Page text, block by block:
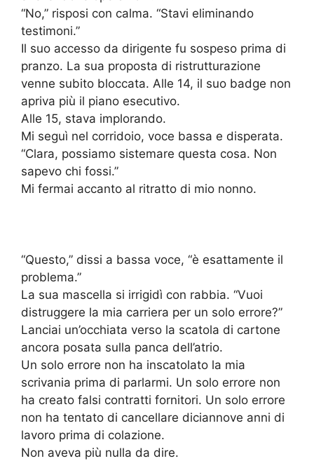
“No,” risposi con calma. “Stavi eliminando
testimoni.”
Il suo accesso da dirigente fu sospeso prima di
pranzo. La sua proposta di ristrutturazione
venne subito bloccata. Alle 14, il suo badge non
apriva più il piano esecutivo.
Alle 15, stava implorando.
Mi seguì nel corridoio, voce bassa e disperata.
“Clara, possiamo sistemare questa cosa. Non
sapevo chi fossi.”
Mi fermai accanto al ritratto di mio nonno.
“Questo,” dissi a bassa voce, “è esattamente il
problema.”
La sua mascella si irrigidì con rabbia. “Vuoi
distruggere la mia carriera per un solo errore?”
Lanciai un’occhiata verso la scatola di cartone
ancora posata sulla panca dell’atrio.
Un solo errore non ha inscatolato la mia
scrivania prima di parlarmi. Un solo errore non
ha creato falsi contratti fornitori. Un solo errore
non ha tentato di cancellare diciannove anni di
lavoro prima di colazione.
Non aveva più nulla da dire.